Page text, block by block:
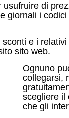
usufruire di
giornali i
e i
sito web.
Ognuno
collegarsi,
scegliere il
che gli